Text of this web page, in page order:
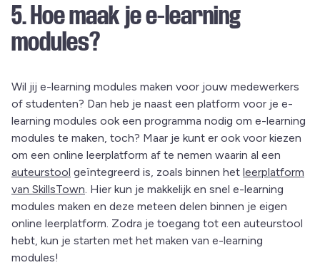
5. Hoe maak je e-learning
modules?
Wil jij e-learning modules maken voor jouw medewerkers
of studenten? Dan heb je naast een platform voor je e-
learning modules ook een programma nodig om e-learning
modules te maken, toch? Maar je kunt er ook voor kiezen
om een online leerplatform af te nemen waarin al een
auteurstool geïntegreerd is, zoals binnen het leerplatform
van SkillsTown . Hier kun je makkelijk en snel e-learning
modules maken en deze meteen delen binnen je eigen
online leerplatform. Zodra je toegang tot een auteurstool
hebt, kun je starten met het maken van e-learning
modules!